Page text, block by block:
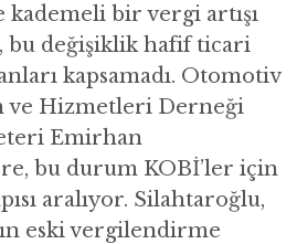
bir vergi artışı
bu değişiklik hafif ticari
kapsamadı. Otomotiv
ve Hizmetleri Derneği
Emirhan
bu durum KOBİ’ler için
aralıyor. Silahtaroğlu,
eski vergilendirme